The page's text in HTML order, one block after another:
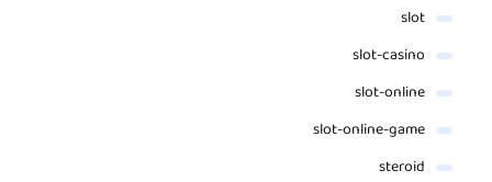
slot
slot-casino
slot-online
slot-online-game
steroid